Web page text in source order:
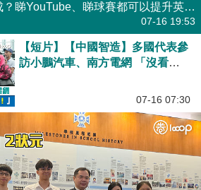
【短片】學霸怎麼煉成？睇YouTube、睇球賽都可以提升英語？5位DSE狀元親授語文學習要訣
07-16 19:53
【短片】【中國智造】多國代表參
訪小鵬汽車、南方電網 「沒看過
07-16 07:30